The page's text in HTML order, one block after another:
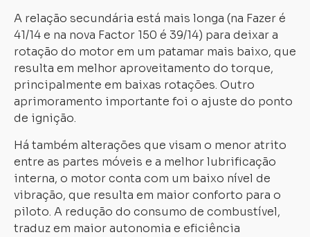
A relação secundária está mais longa (na Fazer é
41/14 e na nova Factor 150 é 39/14) para deixar a
rotação do motor em um patamar mais baixo, que
resulta em melhor aproveitamento do torque,
principalmente em baixas rotações. Outro
aprimoramento importante foi o ajuste do ponto
de ignição.
Há também alterações que visam o menor atrito
entre as partes móveis e a melhor lubrificação
interna, o motor conta com um baixo nível de
vibração, que resulta em maior conforto para o
piloto. A redução do consumo de combustível,
traduz em maior autonomia e eficiência